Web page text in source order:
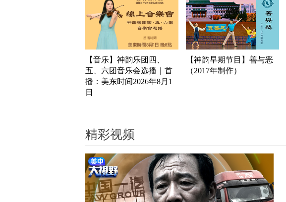
【音乐】神韵乐团四、
五、六团音乐会选播｜首
播：美东时间2026年8月1
日
【神韵早期节目】善与恶
（2017年制作）
精彩视频